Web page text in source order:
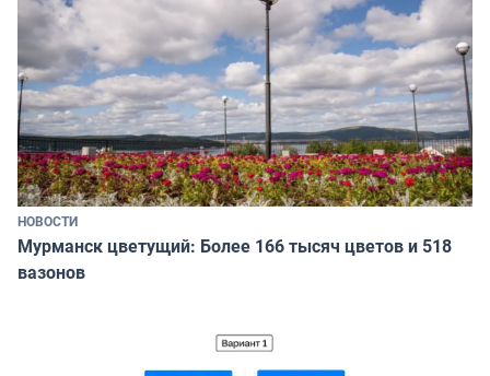
НОВОСТИ
Мурманск цветущий: Более 166 тысяч цветов и 518
вазонов